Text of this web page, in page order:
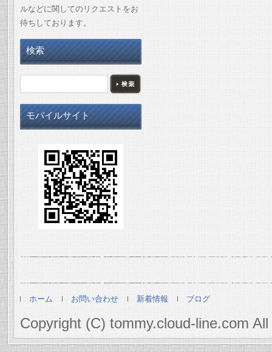
ルなどに関してのリクエストをお
待ちしております。
検索
モバイルサイト
ホーム お問い合わせ 新着情報 ブログ
Copyright (C) tommy.cloud-line.com